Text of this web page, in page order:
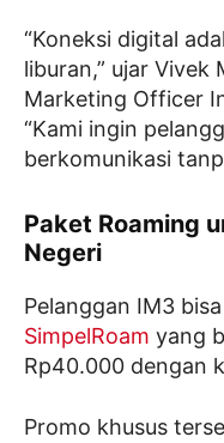
“Koneksi digital
liburan,” ujar Vivek
Marketing Officer
“Kami ingin
berkomunikasi
Paket Roaming
Negeri
Pelanggan IM3
SimpelRoam yang
Rp40.000 dengan
Promo khusus